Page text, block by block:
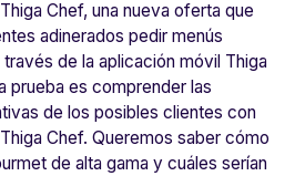
Chef, una nueva oferta que
adinerados pedir menús
de la aplicación móvil Thiga
prueba es comprender las
de los posibles clientes con
Chef. Queremos saber cómo
de alta gama y cuáles serían